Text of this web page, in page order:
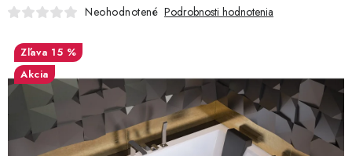
VANE
KÚPEĽŇOVÝ NÁBYTOK
DOPLNKY
SANITA
Neohodnotené Podrobnosti hodnotenia
15 %
Akcia